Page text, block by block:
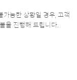
능한 상황일 경우, 고객
을 진행해 드립니다.